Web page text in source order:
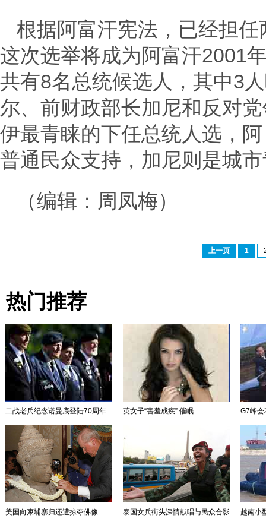
根据阿富汗宪法，已经担
这次选举将成为阿富汗2001
共有8名总统候选人，其中3
尔、前财政部长加尼和反对
伊最青睐的下任总统人选，
普通民众支持，加尼则是城
（编辑：周凤梅）
上一页 1
热门推荐
二战老兵纪念诺曼底登陆70周年 英女子“害羞成疾” 催眠... G7峰会
美国向柬埔寨归还遭掠夺佛像 泰国女兵街头深情献唱与民众合影 越南小